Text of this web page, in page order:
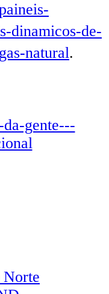
dinamicos-de-
natural.
Norte